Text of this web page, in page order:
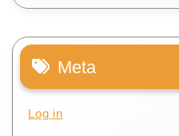
Meta
Log in